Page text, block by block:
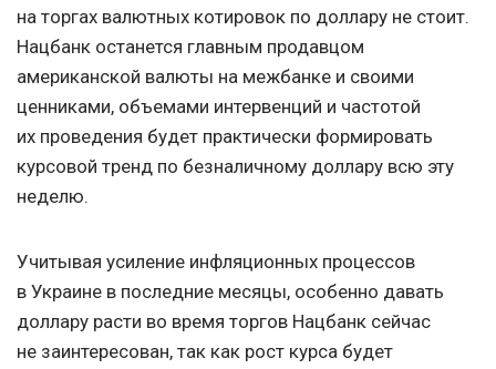
на торгах валютных котировок по доллару не стоит.
Нацбанк останется главным продавцом
американской валюты на межбанке и своими
ценниками, объемами интервенций и частотой
их проведения будет практически формировать
курсовой тренд по безналичному доллару всю эту
неделю.
Учитывая усиление инфляционных процессов
в Украине в последние месяцы, особенно давать
доллару расти во время торгов Нацбанк сейчас
не заинтересован, так как рост курса будет